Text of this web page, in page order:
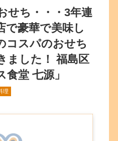
せち・・・3年連
で豪華で美味し
コスパのおせち
ました！ 福島区
食堂 七源」
理